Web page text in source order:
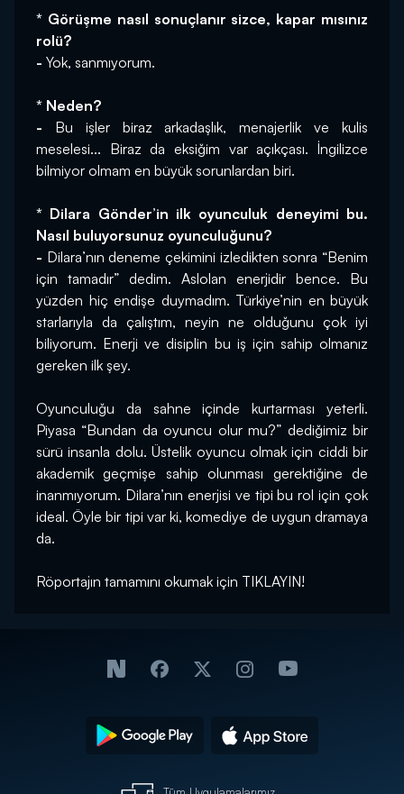
* Görüşme nasıl sonuçlanır sizce, kapar mısınız
rolü?
- Yok, sanmıyorum.
* Neden?
- Bu işler biraz arkadaşlık, menajerlik ve kulis
meselesi... Biraz da eksiğim var açıkçası. İngilizce
bilmiyor olmam en büyük sorunlardan biri.
* Dilara Gönder’in ilk oyunculuk deneyimi bu.
Nasıl buluyorsunuz oyunculuğunu?
- Dilara’nın deneme çekimini izledikten sonra “Benim
için tamadır” dedim. Aslolan enerjidir bence. Bu
yüzden hiç endişe duymadım. Türkiye’nin en büyük
starlarıyla da çalıştım, neyin ne olduğunu çok iyi
biliyorum. Enerji ve disiplin bu iş için sahip olmanız
gereken ilk şey.
Oyunculuğu da sahne içinde kurtarması yeterli.
Piyasa “Bundan da oyuncu olur mu?” dediğimiz bir
sürü insanla dolu. Üstelik oyuncu olmak için ciddi bir
akademik geçmişe sahip olunması gerektiğine de
inanmıyorum. Dilara’nın enerjisi ve tipi bu rol için çok
ideal. Öyle bir tipi var ki, komediye de uygun dramaya
da.
Röportajın tamamını okumak için TIKLAYIN!